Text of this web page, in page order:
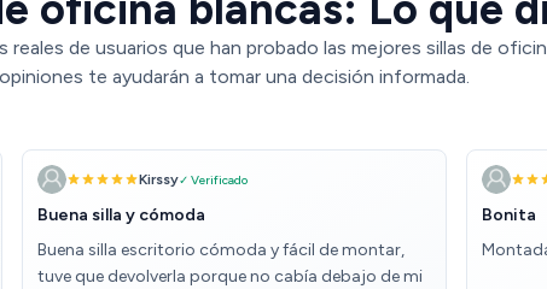
reales de usuarios que han probado las mejores sillas de
opiniones te ayudarán a tomar una decisión informada.
Kirssy✓ Verificado
Buena silla y cómoda
Buena silla escritorio cómoda y fácil de montar,
tuve que devolverla porque no cabía debajo de mi
Bonita